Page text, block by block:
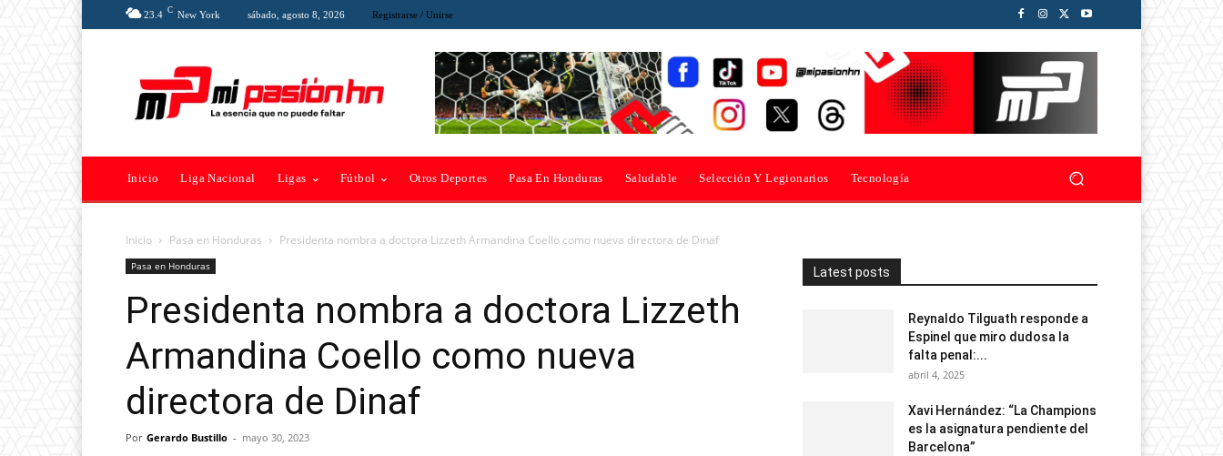
23.4 C New York sábado, agosto 8, 2026 Registrarse / Unirse
Inicio Liga Nacional Ligas Fútbol Otros Deportes Pasa En Honduras Saludable Selección Y Legionarios Tecnología
Inicio Pasa en Honduras Presidenta nombra a doctora Lizzeth Armandina Coello como nueva directora de Dinaf
Pasa en Honduras
Presidenta nombra a doctora Lizzeth
Armandina Coello como nueva
directora de Dinaf
Por Gerardo Bustillo - mayo 30, 2023
Latest posts
Reynaldo Tilguath responde a
Espinel que miro dudosa la
falta penal:...
abril 4, 2025
Xavi Hernández: “La Champions
es la asignatura pendiente del
Barcelona”